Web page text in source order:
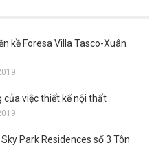
kề Foresa Villa Tasco-Xuân
việc thiết kế nội thất
Park Residences số 3 Tôn